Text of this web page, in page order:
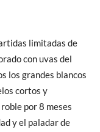
limitadas de
con uvas del
los grandes blancos
cortos y
por 8 meses
y el paladar de